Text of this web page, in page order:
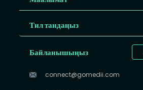
Тил тандаңыз
Байланышыңыз
connect@gomedii.com